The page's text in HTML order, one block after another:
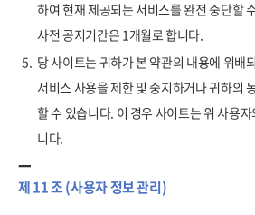
하여 현재 제공되는 서비스를 완전 중단할
사전 공지기간은 1개월로 합니다.
5. 당 사이트는 귀하가 본 약관의 내용에 위배
서비스 사용을 제한 및 중지하거나 귀하의
할 수 있습니다. 이 경우 사이트는 위 사용
니다.
제 11 조 (사용자 정보 관리)